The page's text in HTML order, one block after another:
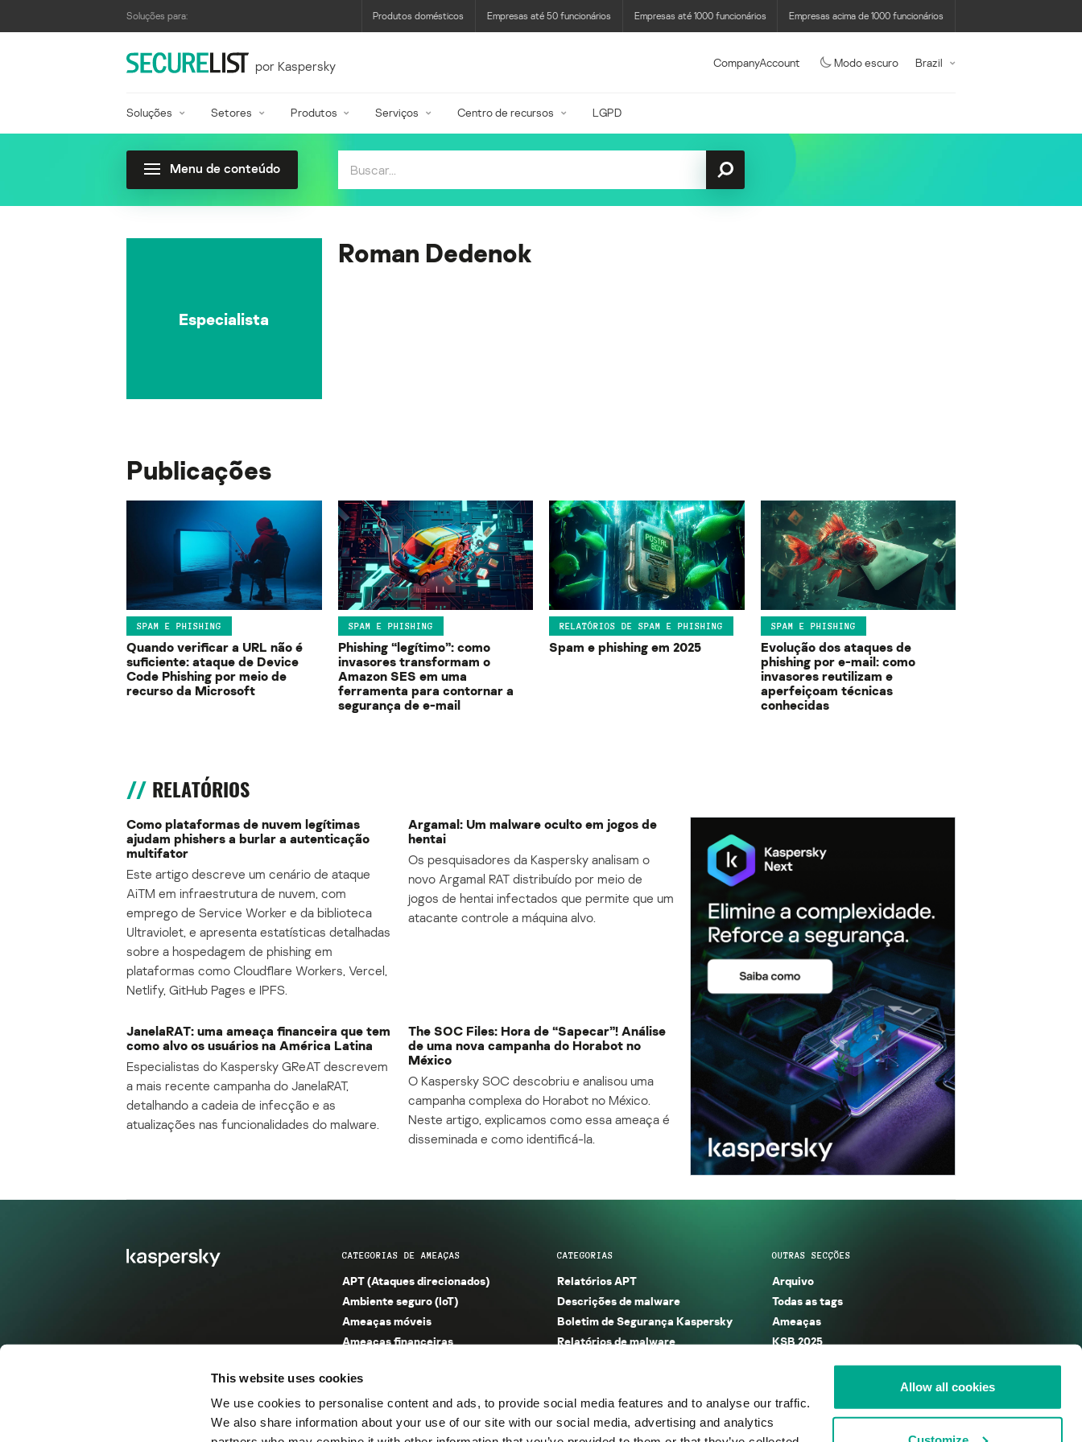
This website uses cookies
We use cookies to personalise content and ads, to provide social media features and to analyse our traffic.
We also share information about your use of our site with our social media, advertising and analytics
Allow all cookies
Soluções para: Produtos domésticos Empresas até 50 funcionários Empresas até 1000 funcionários Empresas acima de 1000 funcionários
por Kaspersky CompanyAccount Modo escuro Brazil
Soluções Setores Produtos Serviços Centro de recursos LGPD
Menu de conteúdo
Especialista
Roman Dedenok
Publicações
SPAM E PHISHING
Quando verificar a URL não é
suficiente: ataque de Device
Code Phishing por meio de
recurso da Microsoft
SPAM E PHISHING
Phishing “legítimo”: como
invasores transformam o
Amazon SES em uma
ferramenta para contornar a
segurança de e-mail
RELATÓRIOS DE SPAM E PHISHING
Spam e phishing em 2025
SPAM E PHISHING
Evolução dos ataques de
phishing por e-mail: como
invasores reutilizam e
aperfeiçoam técnicas
conhecidas
RELATÓRIOS
Como plataformas de nuvem legítimas
ajudam phishers a burlar a autenticação
multifator
Este artigo descreve um cenário de ataque
AiTM em infraestrutura de nuvem, com
emprego de Service Worker e da biblioteca
Ultraviolet, e apresenta estatísticas detalhadas
sobre a hospedagem de phishing em
plataformas como Cloudflare Workers, Vercel,
Netlify, GitHub Pages e IPFS.
Argamal: Um malware oculto em jogos de
hentai
Os pesquisadores da Kaspersky analisam o
novo Argamal RAT distribuído por meio de
jogos de hentai infectados que permite que um
atacante controle a máquina alvo.
JanelaRAT: uma ameaça financeira que tem
como alvo os usuários na América Latina
Especialistas do Kaspersky GReAT descrevem
a mais recente campanha do JanelaRAT,
detalhando a cadeia de infecção e as
atualizações nas funcionalidades do malware.
The SOC Files: Hora de “Sapecar”! Análise
de uma nova campanha do Horabot no
México
O Kaspersky SOC descobriu e analisou uma
campanha complexa do Horabot no México.
Neste artigo, explicamos como essa ameaça é
disseminada e como identificá-la.
CATEGORIAS DE AMEAÇAS
APT (Ataques direcionados)
Ambiente seguro (IoT)
Ameaças móveis
Ameaças financeiras
Ameaças industriais
Ameaças na Web
Vulnerabilidades e exploits
CATEGORIAS
Relatórios APT
Descrições de malware
Boletim de Segurança Kaspersky
Relatórios de malware
Pesquisa
Publicações
OUTRAS SECÇÕES
Arquivo
Todas as tags
Ameaças
KSB 2025